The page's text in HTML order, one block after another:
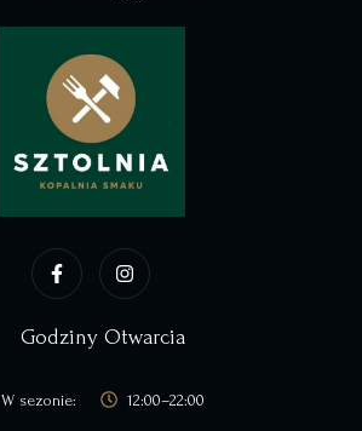
Godziny Otwarcia
W sezonie: 12:00–22:00